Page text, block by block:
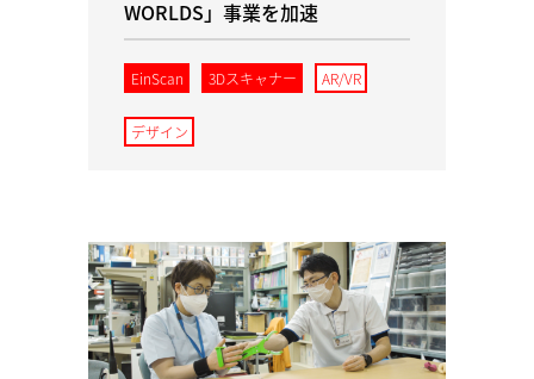
WORLDS」事業を加速
EinScan 3Dスキャナー AR/VR
デザイン